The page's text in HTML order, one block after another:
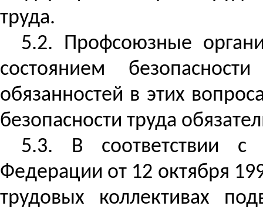
труда.
5.2. Профсоюзные
состоянием
обязанностей в этих
безопасности труда
5.3. В соответствии с
Федерации от 12 октября
трудовых коллективах